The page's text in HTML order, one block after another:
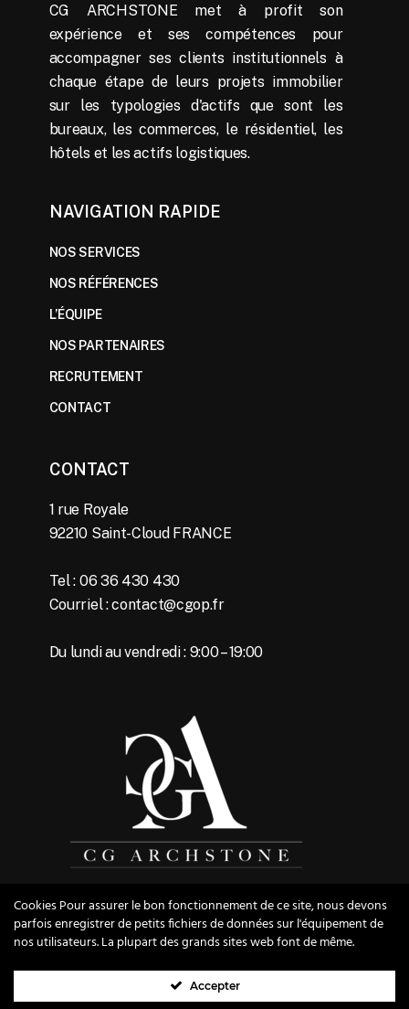
CG ARCHSTONE met à profit son
expérience et ses compétences pour
accompagner ses clients institutionnels à
chaque étape de leurs projets immobilier
sur les typologies d'actifs que sont les
bureaux, les commerces, le résidentiel, les
hôtels et les actifs logistiques.
NAVIGATION RAPIDE
NOS SERVICES
NOS RÉFÉRENCES
L’ÉQUIPE
NOS PARTENAIRES
RECRUTEMENT
CONTACT
CONTACT
1 rue Royale
92210 Saint-Cloud FRANCE
Tel : 06 36 430 430
Courriel : contact@cgop.fr
Du lundi au vendredi : 9:00 – 19:00
© 2026 CG Archstone.Mentions légales|Plan du site|
Agence Nova
Cookies Pour assurer le bon fonctionnement de ce site, nous devons
parfois enregistrer de petits fichiers de données sur l'équipement de
nos utilisateurs. La plupart des grands sites web font de même.
Accepter